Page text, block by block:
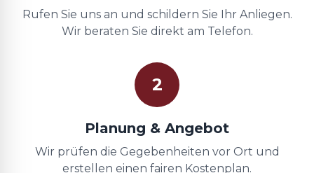
Rufen Sie uns an und schildern Sie Ihr Anliegen.
Wir beraten Sie direkt am Telefon.
2
Planung & Angebot
Wir prüfen die Gegebenheiten vor Ort und
erstellen einen fairen Kostenplan.